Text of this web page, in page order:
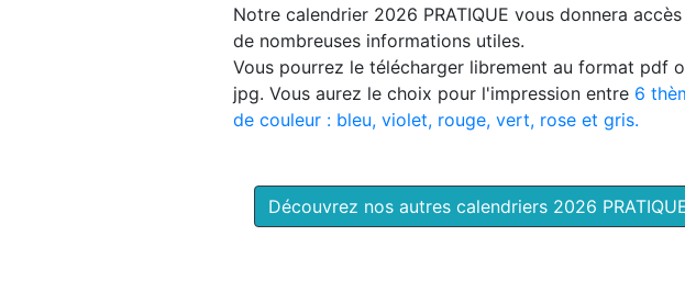
Notre calendrier 2026 PRATIQUE vous donnera accès
de nombreuses informations utiles.
Vous pourrez le télécharger librement au format pdf
jpg. Vous aurez le choix pour l'impression entre 6
de couleur : bleu, violet, rouge, vert, rose et gris.
Découvrez nos autres calendriers 2026